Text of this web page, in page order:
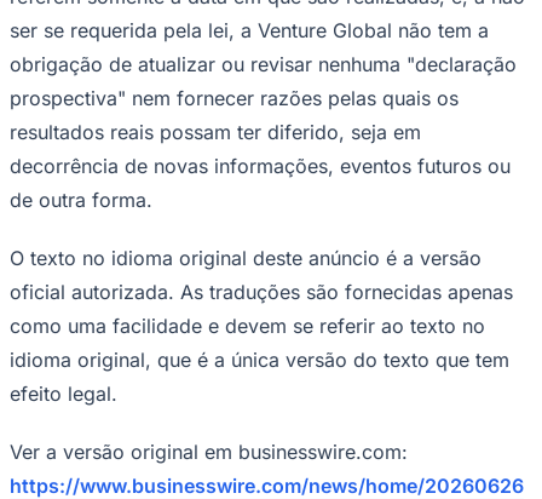
Corinthians
ser se requerida pela lei, a Venture Global não tem a
obrigação de atualizar ou revisar nenhuma "declaração
prospectiva" nem fornecer razões pelas quais os
resultados reais possam ter diferido, seja em
decorrência de novas informações, eventos futuros ou
de outra forma.
O texto no idioma original deste anúncio é a versão
oficial autorizada. As traduções são fornecidas apenas
como uma facilidade e devem se referir ao texto no
idioma original, que é a única versão do texto que tem
efeito legal.
Ver a versão original em businesswire.com:
https://www.businesswire.com/news/home/20260626